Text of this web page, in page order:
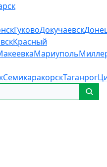
ГуковоДокучаевск
Красный
Мариуполь
СемикаракорскТаганрог